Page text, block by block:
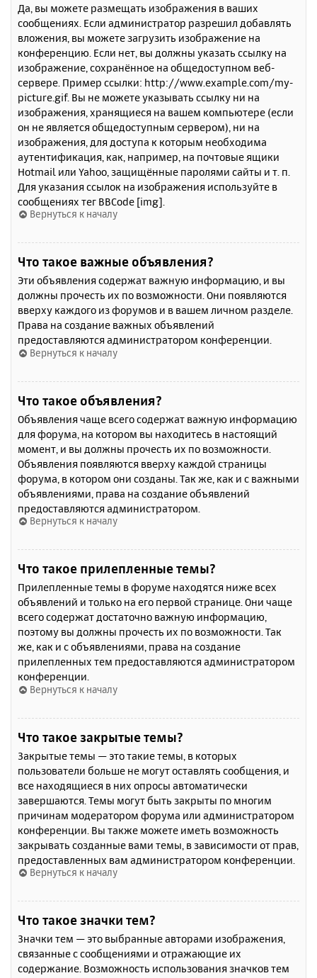
Да, вы можете размещать изображения в ваших
сообщениях. Если администратор разрешил добавлять
вложения, вы можете загрузить изображение на
конференцию. Если нет, вы должны указать ссылку на
изображение, сохранённое на общедоступном веб-
сервере. Пример ссылки: http://www.example.com/my-
picture.gif. Вы не можете указывать ссылку ни на
изображения, хранящиеся на вашем компьютере (если
он не является общедоступным сервером), ни на
изображения, для доступа к которым необходима
аутентификация, как, например, на почтовые ящики
Hotmail или Yahoo, защищённые паролями сайты и т. п.
Для указания ссылок на изображения используйте в
сообщениях тег BBCode [img].
Вернуться к началу
Что такое важные объявления?
Эти объявления содержат важную информацию, и вы
должны прочесть их по возможности. Они появляются
вверху каждого из форумов и в вашем личном разделе.
Права на создание важных объявлений
предоставляются администратором конференции.
Вернуться к началу
Что такое объявления?
Объявления чаще всего содержат важную информацию
для форума, на котором вы находитесь в настоящий
момент, и вы должны прочесть их по возможности.
Объявления появляются вверху каждой страницы
форума, в котором они созданы. Так же, как и с важными
объявлениями, права на создание объявлений
предоставляются администратором.
Вернуться к началу
Что такое прилепленные темы?
Прилепленные темы в форуме находятся ниже всех
объявлений и только на его первой странице. Они чаще
всего содержат достаточно важную информацию,
поэтому вы должны прочесть их по возможности. Так
же, как и с объявлениями, права на создание
прилепленных тем предоставляются администратором
конференции.
Вернуться к началу
Что такое закрытые темы?
Закрытые темы — это такие темы, в которых
пользователи больше не могут оставлять сообщения, и
все находящиеся в них опросы автоматически
завершаются. Темы могут быть закрыты по многим
причинам модератором форума или администратором
конференции. Вы также можете иметь возможность
закрывать созданные вами темы, в зависимости от прав,
предоставленных вам администратором конференции.
Вернуться к началу
Что такое значки тем?
Значки тем — это выбранные авторами изображения,
связанные с сообщениями и отражающие их
содержание. Возможность использования значков тем